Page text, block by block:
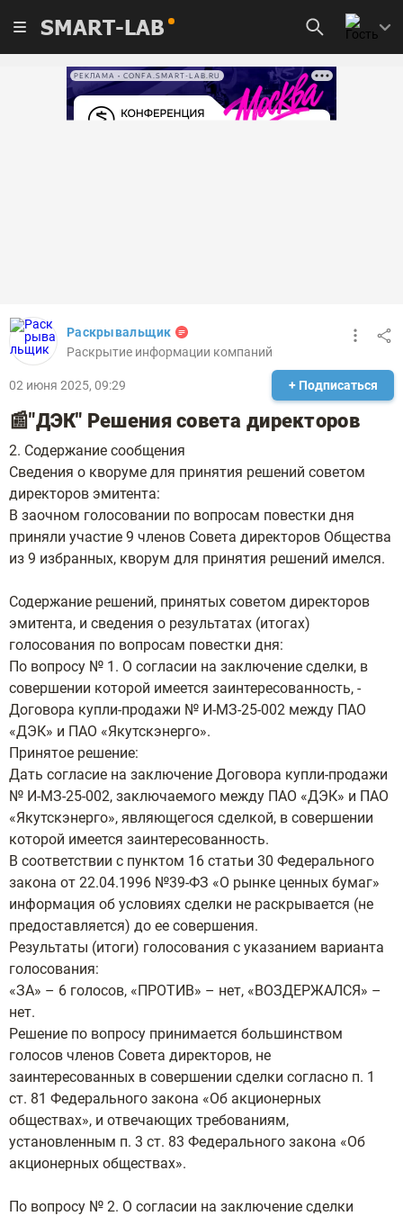
SMART-LAB
РЕКЛАМА • CONFA.SMART-LAB.RU
Раскрывальщик
Раскрытие информации компаний
02 июня 2025, 09:29 + Подписаться
📰"ДЭК" Решения совета директоров
2. Содержание сообщения
Сведения о кворуме для принятия решений советом
директоров эмитента:
В заочном голосовании по вопросам повестки дня
приняли участие 9 членов Совета директоров Общества
из 9 избранных, кворум для принятия решений имелся.
Содержание решений, принятых советом директоров
эмитента, и сведения о результатах (итогах)
голосования по вопросам повестки дня:
По вопросу № 1. О согласии на заключение сделки, в
совершении которой имеется заинтересованность, -
Договора купли-продажи № И-МЗ-25-002 между ПАО
«ДЭК» и ПАО «Якутскэнерго».
Принятое решение:
Дать согласие на заключение Договора купли-продажи
№ И-МЗ-25-002, заключаемого между ПАО «ДЭК» и ПАО
«Якутскэнерго», являющегося сделкой, в совершении
которой имеется заинтересованность.
В соответствии с пунктом 16 статьи 30 Федерального
закона от 22.04.1996 №39-ФЗ «О рынке ценных бумаг»
информация об условиях сделки не раскрывается (не
предоставляется) до ее совершения.
Результаты (итоги) голосования с указанием варианта
голосования:
«ЗА» – 6 голосов, «ПРОТИВ» – нет, «ВОЗДЕРЖАЛСЯ» –
нет.
Решение по вопросу принимается большинством
голосов членов Совета директоров, не
заинтересованных в совершении сделки согласно п. 1
ст. 81 Федерального закона «Об акционерных
обществах», и отвечающих требованиям,
установленным п. 3 ст. 83 Федерального закона «Об
акционерных обществах».
По вопросу № 2. О согласии на заключение сделки